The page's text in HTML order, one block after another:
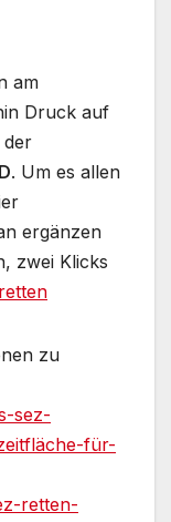
am
Druck auf
der
. Um es allen
ergänzen
zwei Klicks
zu
sez-
für-
retten-